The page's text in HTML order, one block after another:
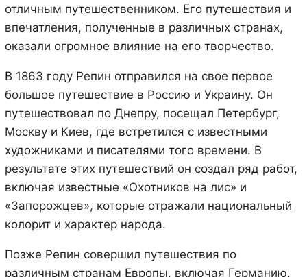
отличным путешественником. Его путешествия и
впечатления, полученные в различных странах,
оказали огромное влияние на его творчество.
В 1863 году Репин отправился на свое первое
большое путешествие в Россию и Украину. Он
путешествовал по Днепру, посещал Петербург,
Москву и Киев, где встретился с известными
художниками и писателями того времени. В
результате этих путешествий он создал ряд работ,
включая известные «Охотников на лис» и
«Запорожцев», которые отражали национальный
колорит и характер народа.
Позже Репин совершил путешествия по
различным странам Европы, включая Германию,